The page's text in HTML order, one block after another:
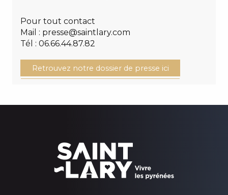
Pour tout contact
Mail : presse@saintlary.com
Tél : 06.66.44.87.82
Retrouvez notre dossier de presse ici